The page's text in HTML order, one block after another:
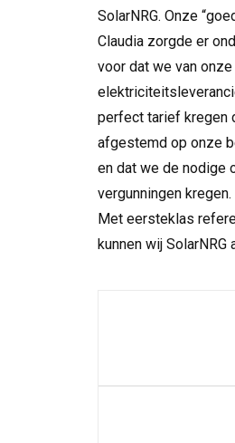
SolarNRG. Onze
Claudia zorgde er
voor dat we van onze
perfect tarief kregen
afgestemd op onze
en dat we de nodige
vergunningen kregen.
Met eersteklas
kunnen wij SolarNRG